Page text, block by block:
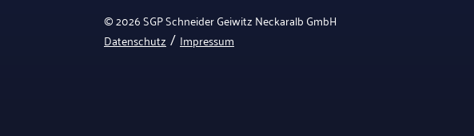
© 2026 SGP Schneider Geiwitz Neckaralb GmbH
Datenschutz / Impressum